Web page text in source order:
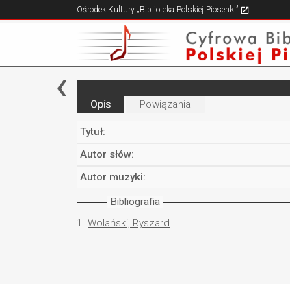
Ośrodek Kultury „Biblioteka Polskiej Piosenki”
Opis Powiązania
Tytuł:
Autor słów:
Autor muzyki:
Bibliografia
1. Wolański, Ryszard